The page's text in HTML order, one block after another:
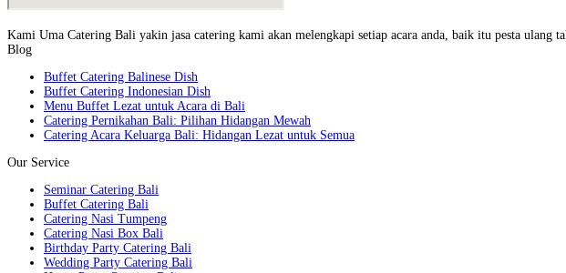
Kami Uma Catering Bali yakin jasa catering kami akan melengkapi setiap acara anda, baik itu pesta ulang
Blog
Buffet Catering Balinese Dish
Buffet Catering Indonesian Dish
Menu Buffet Lezat untuk Acara di Bali
Catering Pernikahan Bali: Pilihan Hidangan Mewah
Catering Acara Keluarga Bali: Hidangan Lezat untuk Semua
Our Service
Seminar Catering Bali
Buffet Catering Bali
Catering Nasi Tumpeng
Catering Nasi Box Bali
Birthday Party Catering Bali
Wedding Party Catering Bali